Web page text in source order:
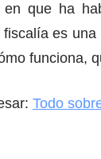
que ha
fiscalía es una
funciona,
Todo